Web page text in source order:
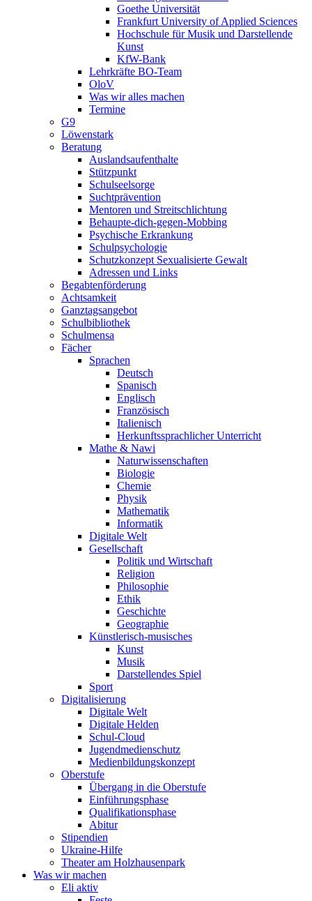
Goethe Universität
Frankfurt University of Applied Sciences
Hochschule für Musik und Darstellende
Kunst
KfW-Bank
Lehrkräfte BO-Team
OloV
Was wir alles machen
Termine
G9
Löwenstark
Beratung
Auslandsaufenthalte
Stützpunkt
Schulseelsorge
Suchtprävention
Mentoren und Streitschlichtung
Behaupte-dich-gegen-Mobbing
Psychische Erkrankung
Schulpsychologie
Schutzkonzept Sexualisierte Gewalt
Adressen und Links
Begabtenförderung
Achtsamkeit
Ganztagsangebot
Schulbibliothek
Schulmensa
Fächer
Sprachen
Deutsch
Spanisch
Englisch
Französisch
Italienisch
Herkunftssprachlicher Unterricht
Mathe & Nawi
Naturwissenschaften
Biologie
Chemie
Physik
Mathematik
Informatik
Digitale Welt
Gesellschaft
Politik und Wirtschaft
Religion
Philosophie
Ethik
Geschichte
Geographie
Künstlerisch-musisches
Kunst
Musik
Darstellendes Spiel
Sport
Digitalisierung
Digitale Welt
Digitale Helden
Schul-Cloud
Jugendmedienschutz
Medienbildungskonzept
Oberstufe
Übergang in die Oberstufe
Einführungsphase
Qualifikationsphase
Abitur
Stipendien
Ukraine-Hilfe
Theater am Holzhausenpark
Was wir machen
Eli aktiv